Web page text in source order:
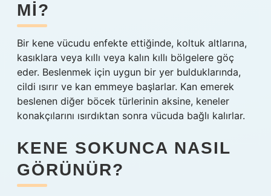
MI?
Bir kene vücudu enfekte ettiğinde, koltuk altlarına,
kasıklara veya kıllı veya kalın kıllı bölgelere göç
eder. Beslenmek için uygun bir yer bulduklarında,
cildi ısırır ve kan emmeye başlarlar. Kan emerek
beslenen diğer böcek türlerinin aksine, keneler
konakçılarını ısırdıktan sonra vücuda bağlı kalırlar.
KENE SOKUNCA NASIL
GÖRÜNÜR?